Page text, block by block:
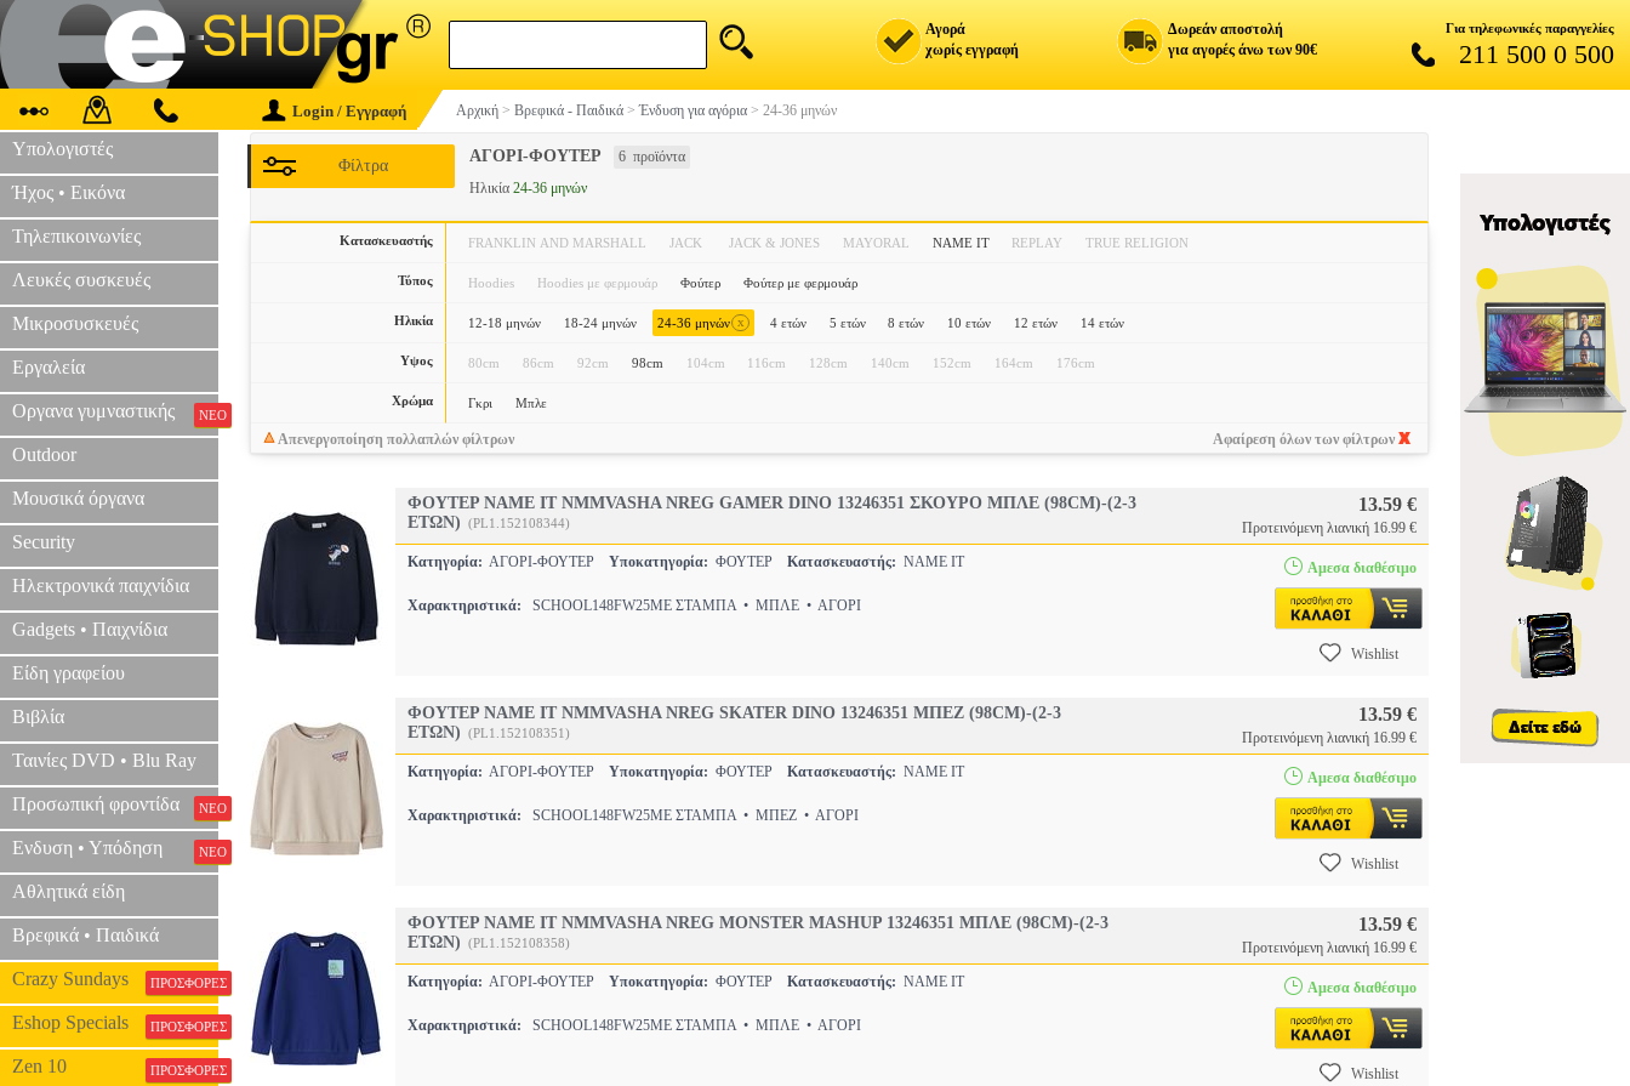
Αγορά
χωρίς εγγραφή
Δωρεάν αποστολή
για αγορές άνω των 90€
Για τηλεφωνικές παραγγελίες
211 500 0 500
Login / Εγγραφή Αρχική > Βρεφικά - Παιδικά >Ένδυση για αγόρια > 24-36 μηνών
Υπολογιστές
Ήχος • Εικόνα
Τηλεπικοινωνίες
Λευκές συσκευές
Μικροσυσκευές
Εργαλεία
Οργανα γυμναστικής ΝΕΟ
Outdoor
Μουσικά όργανα
Security
Ηλεκτρονικά παιχνίδια
Gadgets • Παιχνίδια
Είδη γραφείου
Βιβλία
Ταινίες DVD • Blu Ray
Προσωπική φροντίδα ΝΕΟ
Ενδυση • Υπόδηση ΝΕΟ
Αθλητικά είδη
Βρεφικά • Παιδικά
Crazy Sundays ΠΡΟΣΦΟΡΕΣ
Eshop Specials ΠΡΟΣΦΟΡΕΣ
Zen 10 ΠΡΟΣΦΟΡΕΣ
ΑΓΟΡΙ-ΦΟΥΤΕΡ 6 προϊόντα
Φίλτρα
Ηλικία 24-36 μηνών
Κατασκευαστής FRANKLIN AND MARSHALL JACK JACK & JONES MAYORAL NAME IT REPLAY TRUE RELIGION
Τύπος Hoodies Hoodies με φερμουάρ Φούτερ Φούτερ με φερμουάρ
Ηλικία 12-18 μηνών 18-24 μηνών 24-36 μηνών x 4 ετών 5 ετών 8 ετών 10 ετών 12 ετών 14 ετών
Υψος 80cm 86cm 92cm 98cm 104cm 116cm 128cm 140cm 152cm 164cm 176cm
Χρώμα Γκρι Μπλε
Απενεργοποίηση πολλαπλών φίλτρων Αφαίρεση όλων των φίλτρων
ΦΟΥΤΕΡ NAME IT NMMVASHA NREG GAMER DINO 13246351 ΣΚΟΥΡΟ ΜΠΛΕ (98CM)-(2-3
ΕΤΩΝ) (PL1.152108344)
13.59 €
Προτεινόμενη λιανική 16.99 €
Κατηγορία: ΑΓΟΡΙ-ΦΟΥΤΕΡ Υποκατηγορία: ΦΟΥΤΕΡ Κατασκευαστής: NAME IT
Χαρακτηριστικά: SCHOOL148FW25ΜΕ ΣΤΑΜΠΑ • ΜΠΛΕ • ΑΓΟΡΙ
Αμεσα διαθέσιμο
Wishlist
ΦΟΥΤΕΡ NAME IT NMMVASHA NREG SKATER DINO 13246351 ΜΠΕΖ (98CM)-(2-3
ΕΤΩΝ) (PL1.152108351)
13.59 €
Προτεινόμενη λιανική 16.99 €
Κατηγορία: ΑΓΟΡΙ-ΦΟΥΤΕΡ Υποκατηγορία: ΦΟΥΤΕΡ Κατασκευαστής: NAME IT
Χαρακτηριστικά: SCHOOL148FW25ΜΕ ΣΤΑΜΠΑ • ΜΠΕΖ • ΑΓΟΡΙ
Αμεσα διαθέσιμο
Wishlist
ΦΟΥΤΕΡ NAME IT NMMVASHA NREG MONSTER MASHUP 13246351 ΜΠΛΕ (98CM)-(2-3
ΕΤΩΝ) (PL1.152108358)
13.59 €
Προτεινόμενη λιανική 16.99 €
Κατηγορία: ΑΓΟΡΙ-ΦΟΥΤΕΡ Υποκατηγορία: ΦΟΥΤΕΡ Κατασκευαστής: NAME IT
Χαρακτηριστικά: SCHOOL148FW25ΜΕ ΣΤΑΜΠΑ • ΜΠΛΕ • ΑΓΟΡΙ
Αμεσα διαθέσιμο
Wishlist